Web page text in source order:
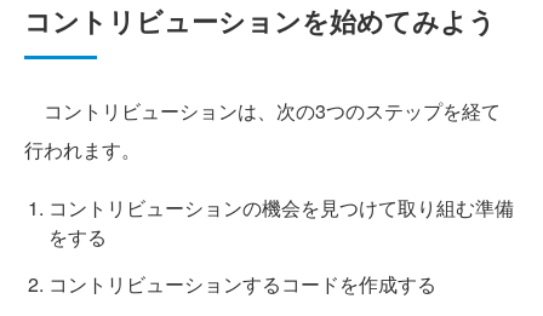
コントリビューションを始めてみよう
コントリビューションは、次の3つのステップを経て
行われます。
コントリビューションの機会を見つけて取り組む準備
をする
コントリビューションするコードを作成する